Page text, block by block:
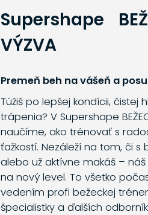
Supershape
VÝZVA
Premeň beh na vášeň a
Túžiš po lepšej kondícii, čistej
trápenia? V Supershape
naučíme, ako trénovať s
ťažkostí. Nezáleží na tom, či s
alebo už aktívne makáš –
na nový level. To všetko
vedením profi bežeckej
špecialistky a ďalších